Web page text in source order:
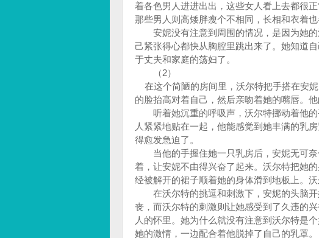
着各色男人进进出出，这些女人看上去都很
那些男人则高矮胖瘦个不相同，长相和衣着也
安妮没有注意到周围的情况，是因为她的
己紧张得心都快从胸腔里跳出来了。她知道
于丈夫和家庭的荡妇了。
（2）
在这个简陋的房间里，沃尔特把手搭在安
的脸抬高对着自己，然后亲吻着她的嘴唇。
听着她沉重的呼吸声，沃尔特挪动着他的
人紧紧地贴在一起，他能感觉到她丰满的乳
得愈发急迫了。
当他的手握住她一只乳房后，安妮无可奈
着，让安妮不由得兴奋了起来。沃尔特把她
经被解开的裙子顺着她的身体滑到地板上。
在沃尔特的挑逗和刺激下，安妮的头脑开
丧，而沃尔特的刺激则让她感受到了久违的
人的怀里。她为什么就没有注意到沃尔特是
她的激情，一边配合着他脱掉了自己的乳罩。